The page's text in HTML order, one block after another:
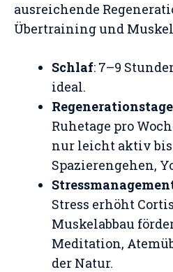
ausreichende
Übertraining und
Schlaf: 7–9
ideal.
Regenerationstage
Ruhetage pro
nur leicht aktiv
Spazierengehen,
Stress erhöht
Muskelabbau
Meditation,
der Natur.